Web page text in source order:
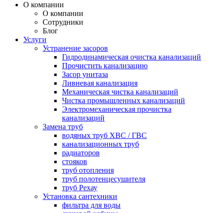
О компании
О компании
Сотрудники
Блог
Услуги
Устранение засоров
Гидродинамическая очистка канализаций
Прочистить канализацию
Засор унитаза
Ливневая канализация
Механическая чистка канализаций
Чистка промышленных канализаций
Электромеханическая прочистка
канализаций
Замена труб
водяных труб ХВС / ГВС
канализационных труб
радиаторов
стояков
труб отопления
труб полотенцесушителя
труб Рехау
Установка сантехники
фильтра для воды